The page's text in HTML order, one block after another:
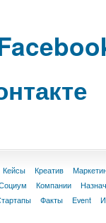
Кейсы Креатив
Компании
Факты Event